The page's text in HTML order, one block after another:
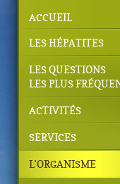
ACCUEIL
LES HÉPATITES
LES QUESTIONS
LES PLUS
ACTIVITÉS
SERVICES
L'ORGANISME